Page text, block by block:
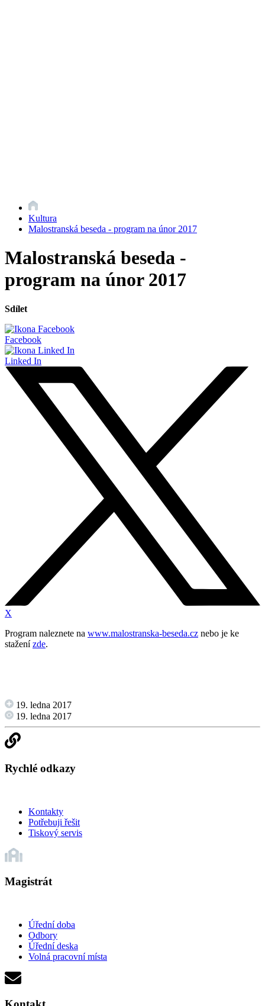
Kultura
Malostranská beseda - program na únor 2017
Malostranská beseda -
program na únor 2017
Sdílet
Facebook
Linked In
X
Program naleznete na www.malostranska-beseda.cz nebo je ke
staženízde.
19. ledna 2017
19. ledna 2017
Rychlé odkazy
Kontakty
Potřebuji řešit
Tiskový servis
Magistrát
Úřední doba
Odbory
Úřední deska
Volná pracovní místa